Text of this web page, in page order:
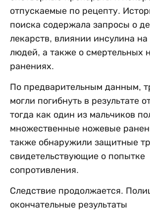
отпускаемые по рецепту.
поиска содержала запросы о
лекарств, влиянии инсулина
людей, а также о смертельных
ранениях.
По предварительным данным,
могли погибнуть в результате
тогда как один из мальчиков
множественные ножевые
также обнаружили защитные
свидетельствующие о попытке
сопротивления.
Следствие продолжается.
окончательные результаты